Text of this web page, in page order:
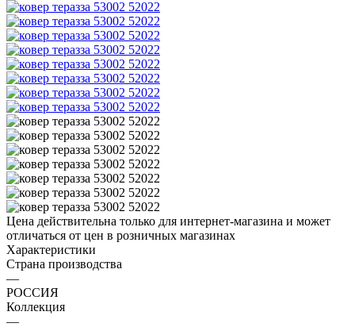
Цена действительна только для интернет-магазина и может
отличаться от цен в розничных магазинах
Характеристики
Страна производства
—
РОССИЯ
Коллекция
—